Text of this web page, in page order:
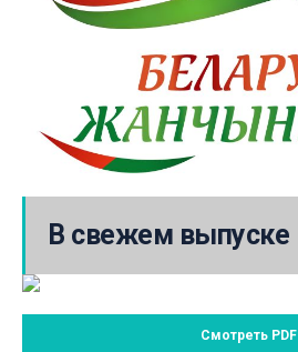
В свежем выпуске
Смотреть PDF